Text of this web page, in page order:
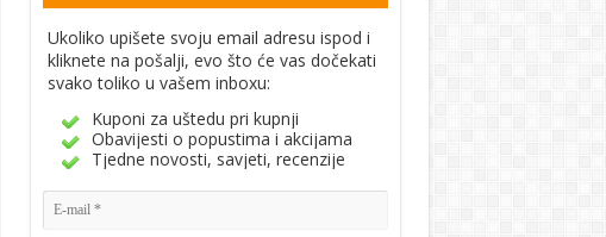
Ukoliko upišete svoju email adresu ispod i
kliknete na pošalji, evo što će vas dočekati
svako toliko u vašem inboxu:
Kuponi za uštedu pri kupnji
Obavijesti o popustima i akcijama
Tjedne novosti, savjeti, recenzije